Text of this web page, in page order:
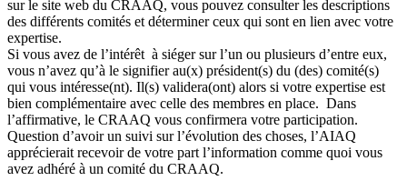
sur le site web du CRAAQ, vous pouvez consulter les descriptions
des différents comités et déterminer ceux qui sont en lien avec votre
expertise.
Si vous avez de l’intérêt à siéger sur l’un ou plusieurs d’entre eux,
vous n’avez qu’à le signifier au(x) président(s) du (des) comité(s)
qui vous intéresse(nt). Il(s) validera(ont) alors si votre expertise est
bien complémentaire avec celle des membres en place. Dans
l’affirmative, le CRAAQ vous confirmera votre participation.
Question d’avoir un suivi sur l’évolution des choses, l’AIAQ
apprécierait recevoir de votre part l’information comme quoi vous
avez adhéré à un comité du CRAAQ.